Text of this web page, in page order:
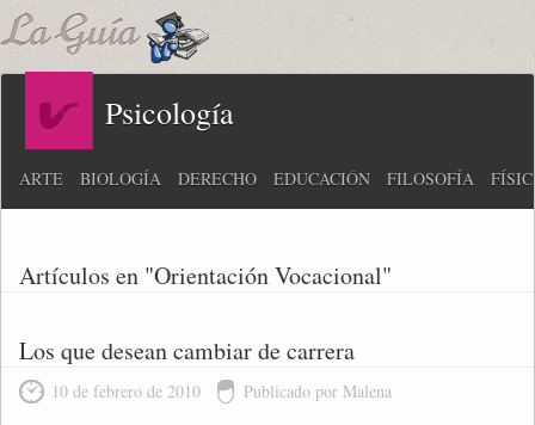
Psicología
ARTE BIOLOGÍA DERECHO EDUCACIÓN FILOSOFÍA
Artículos en "Orientación Vocacional"
Los que desean cambiar de carrera
10 de febrero de 2010 Publicado por Malena